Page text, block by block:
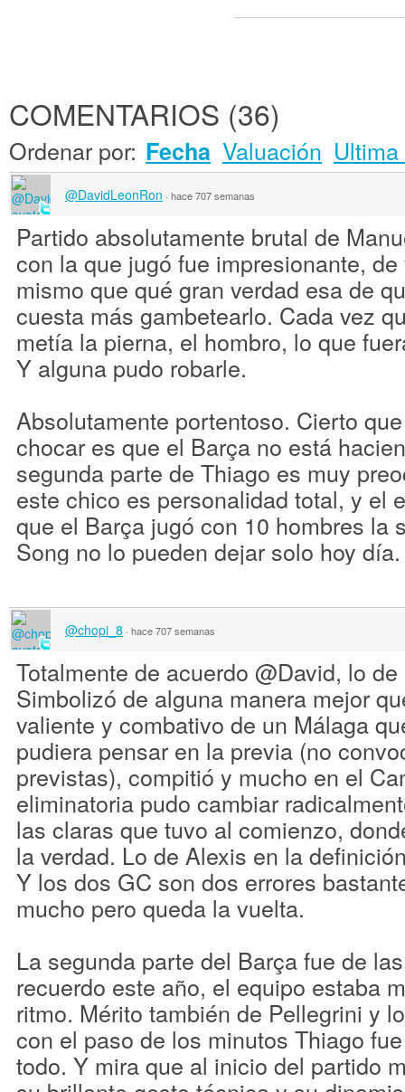
COMENTARIOS (36)
Ordenar por: Fecha Valuación
@DavidLeonRon · hace 707 semanas
Partido absolutamente brutal de
con la que jugó fue impresionante,
mismo que qué gran verdad esa de
cuesta más gambetearlo. Cada vez
metía la pierna, el hombro, lo que
Y alguna pudo robarle.
Absolutamente portentoso. Cierto
chocar es que el Barça no está
segunda parte de Thiago es muy
este chico es personalidad total, y el
que el Barça jugó con 10 hombres la
Song no lo pueden dejar solo hoy día.
@chopi_8 · hace 707 semanas
Totalmente de acuerdo @David, lo
Simbolizó de alguna manera mejor
valiente y combativo de un Málaga
pudiera pensar en la previa (no
previstas), compitió y mucho en el
eliminatoria pudo cambiar
las claras que tuvo al comienzo,
la verdad. Lo de Alexis en la
Y los dos GC son dos errores
mucho pero queda la vuelta.
La segunda parte del Barça fue de
recuerdo este año, el equipo estaba
ritmo. Mérito también de Pellegrini y
con el paso de los minutos Thiago
todo. Y mira que al inicio del partido